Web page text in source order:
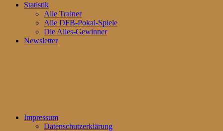
Statistik
Alle Trainer
Alle DFB-Pokal-Spiele
Die Alles-Gewinner
Newsletter
Impressum
Datenschutzerklärung